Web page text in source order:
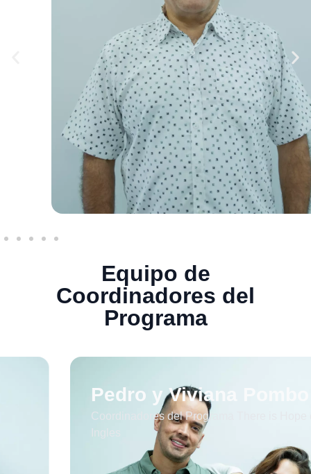
Equipo de
Coordinadores del
Programa
Pedro y Viviana Pombo
Coordinadores del Programa There is Hope en